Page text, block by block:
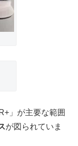
」が主要な範囲
が図られていま